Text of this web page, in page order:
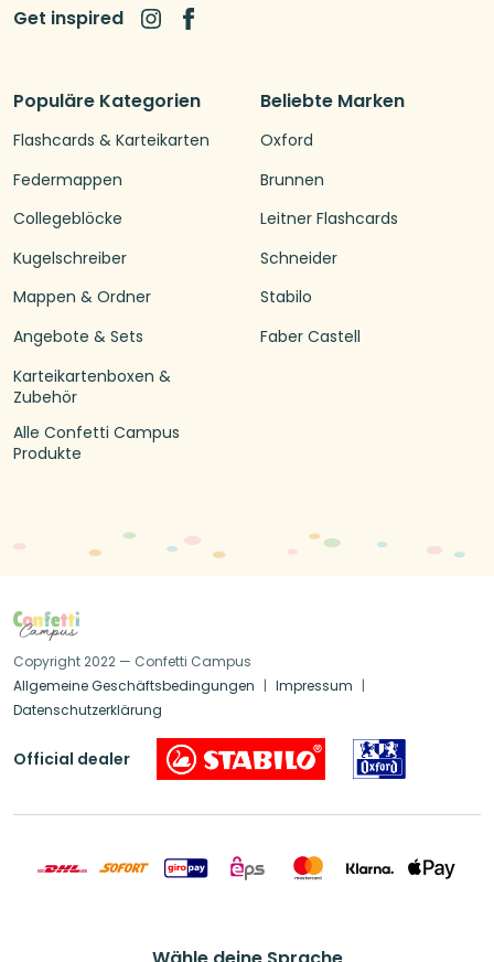
Populäre Kategorien
Flashcards & Karteikarten
Federmappen
Collegeblöcke
Kugelschreiber
Mappen & Ordner
Angebote & Sets
Karteikartenboxen &
Zubehör
Alle Confetti Campus
Produkte
Beliebte Marken
Oxford
Brunnen
Leitner Flashcards
Schneider
Stabilo
Faber Castell
Get inspired
Copyright 2022 — Confetti Campus
Allgemeine Geschäftsbedingungen
Impressum
Datenschutzerklärung
Official dealer